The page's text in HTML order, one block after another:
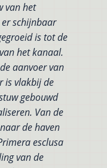
van het
schijnbaar
is tot de
het kanaal.
aanvoer van
is vlakbij de
gebouwd
Van de
de haven
esclusa
van de